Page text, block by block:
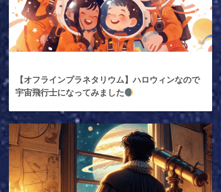
【オフラインプラネタリウム】ハロウィンなので
宇宙飛行士になってみました